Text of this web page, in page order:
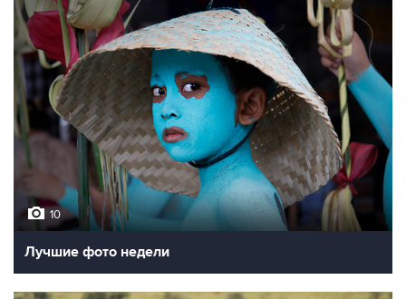
10
Лучшие фото недели